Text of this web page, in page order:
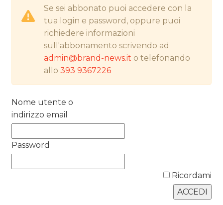
DATI
RICERCHE
Se sei abbonato puoi accedere con la
tua login e password, oppure puoi
richiedere informazioni
sull'abbonamento scrivendo ad
admin@brand-news.it o telefonando
allo393 9367226
Nome utente o
indirizzo email
Password
Ricordami